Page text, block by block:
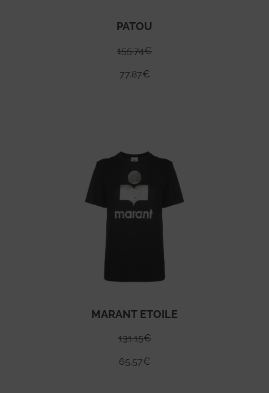
PATOU
155.74€
77.87€
MARANT ETOILE
131.15€
65.57€